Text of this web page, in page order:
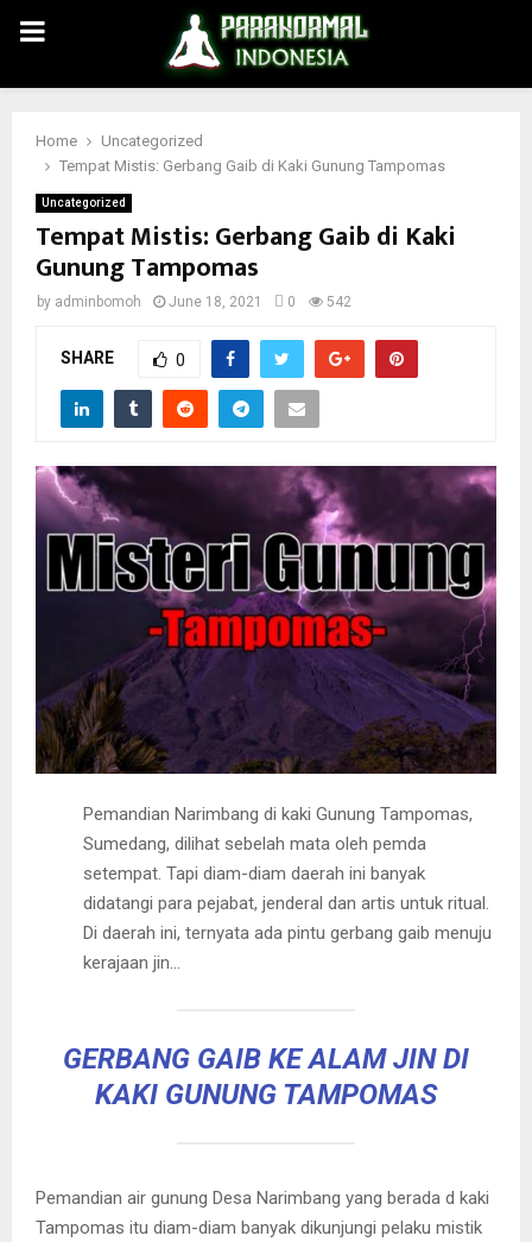
PRIMARY
MENU
Home
Uncategorized
Tempat Mistis: Gerbang Gaib di Kaki Gunung Tampomas
Uncategorized
Tempat Mistis: Gerbang Gaib di Kaki
Gunung Tampomas
by adminbomoh June 18, 2021 0 542
SHARE 0
Pemandian Narimbang di kaki Gunung Tampomas,
Sumedang, dilihat sebelah mata oleh pemda
setempat. Tapi diam-diam daerah ini banyak
didatangi para pejabat, jenderal dan artis untuk ritual.
Di daerah ini, ternyata ada pintu gerbang gaib menuju
kerajaan jin…
GERBANG GAIB KE ALAM JIN DI
KAKI GUNUNG TAMPOMAS
Pemandian air gunung Desa Narimbang yang berada d kaki
Tampomas itu diam-diam banyak dikunjungi pelaku mistik